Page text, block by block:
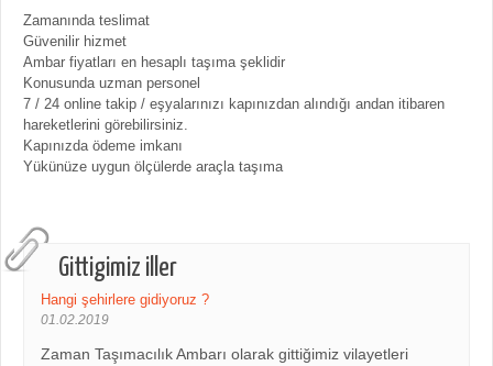
Gittigimiz iller
Hangi şehirlere gidiyoruz ?
01.02.2019
Zaman Taşımacılık Ambarı olarak gittiğimiz vilayetleri
Zamanında teslimat
Güvenilir hizmet
Ambar fiyatları en hesaplı taşıma şeklidir
Konusunda uzman personel
7 / 24 online takip / eşyalarınızı kapınızdan alındığı andan itibaren
hareketlerini görebilirsiniz.
Kapınızda ödeme imkanı
Yükünüze uygun ölçülerde araçla taşıma